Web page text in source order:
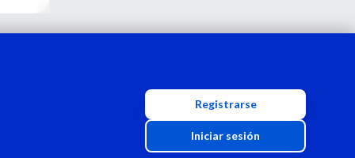
Registrarse
Iniciar sesión